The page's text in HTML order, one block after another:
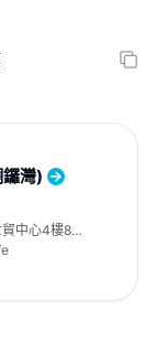
灣)
中心4樓8號